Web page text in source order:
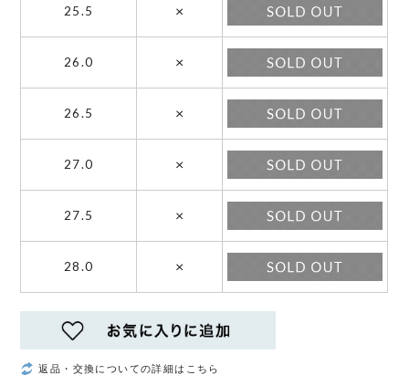
25.5 ×
26.0 ×
26.5 ×
27.0 ×
27.5 ×
28.0 ×
返品・交換についての詳細はこちら